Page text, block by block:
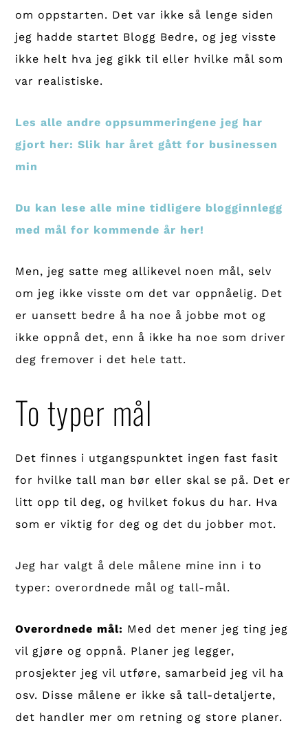
om oppstarten. Det var ikke så lenge siden
jeg hadde startet Blogg Bedre, og jeg visste
ikke helt hva jeg gikk til eller hvilke mål som
var realistiske.
Les alle andre oppsummeringene jeg har
gjort her: Slik har året gått for businessen
min
Du kan lese alle mine tidligere blogginnlegg
med mål for kommende år her!
Men, jeg satte meg allikevel noen mål, selv
om jeg ikke visste om det var oppnåelig. Det
er uansett bedre å ha noe å jobbe mot og
ikke oppnå det, enn å ikke ha noe som driver
deg fremover i det hele tatt.
To typer mål
Det finnes i utgangspunktet ingen fast fasit
for hvilke tall man bør eller skal se på. Det er
litt opp til deg, og hvilket fokus du har. Hva
som er viktig for deg og det du jobber mot.
Jeg har valgt å dele målene mine inn i to
typer: overordnede mål og tall-mål.
Overordnede mål: Med det mener jeg ting jeg
vil gjøre og oppnå. Planer jeg legger,
prosjekter jeg vil utføre, samarbeid jeg vil ha
osv. Disse målene er ikke så tall-detaljerte,
det handler mer om retning og store planer.